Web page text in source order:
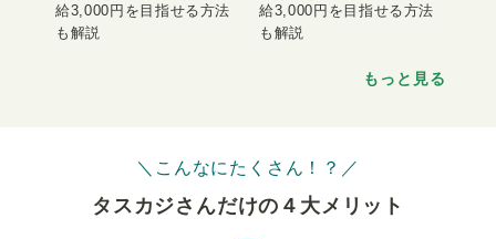
給3,000円を目指せる方法
も解説
給3,000円を目指せる方法
も解説
もっと見る
＼こんなにたくさん！？／
タスカジさんだけの４⼤メリット